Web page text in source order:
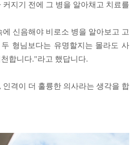
커지기 전에 그 병을 알아채고 치료를
에 신음해야 비로소 병을 알아보고 고
형님보다는 유명할지는 몰라도 사
합니다."라고 했답니다.
인격이 더 훌륭한 의사라는 생각을 합